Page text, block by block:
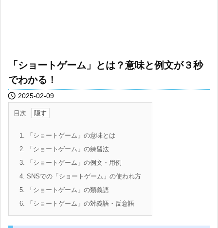
「ショートゲーム」とは？意味と例文が３秒
でわかる！
 2025-02-09
目次
1. 「ショートゲーム」の意味とは
2. 「ショートゲーム」の練習法
3. 「ショートゲーム」の例文・用例
4. SNSでの「ショートゲーム」の使われ方
5. 「ショートゲーム」の類義語
6. 「ショートゲーム」の対義語・反意語